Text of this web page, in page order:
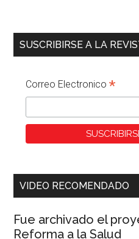
SUSCRIBIRSE A LA
Correo Electronico*
VIDEO RECOMENDADO
Fue archivado el
Reforma a la Salud